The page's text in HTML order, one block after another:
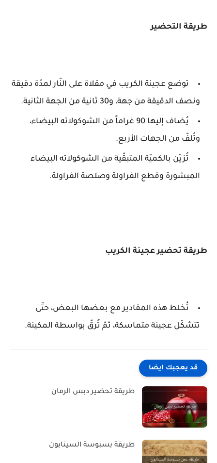
طريقة التحضير
توضع عجينة الكريب في مقلاة على النّار لمدّة دقيقة
ونصف الدقيقة من جهة، و30 ثانية من الجهة الثانية.
يُضاف إليها 90 غراماً من الشوكولاته البيضاء،
وتُلفّ من الجهات الأربع.
تُزيّن بالكميّة المتبقّية من الشوكولاته البيضاء
المبشورة وقطع الفراولة وصلصة الفراولة.
طريقة تحضير عجينة الكريب
تُخلط هذه المقادير مع بعضها البعض، حتّى
تتشكّل عجينة متماسكة، ثمّ تُرقّ بواسطة المكينة.
قد يعجبك ايضا
طريقة تحضير دبس الرمان
طريقة بسبوسة السينابون